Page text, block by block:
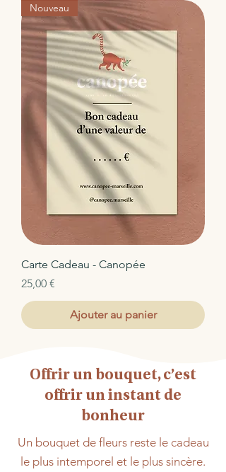
Nouveau
Carte Cadeau - Canopée
Prix
25,00 €
Ajouter au panier
Offrir un bouquet, c’est
offrir un instant de
bonheur
Un bouquet de fleurs reste le cadeau
le plus intemporel et le plus sincère.